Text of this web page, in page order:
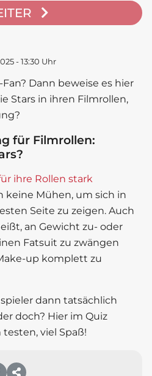
- 13:30 Uhr
Dann beweise es hier
Stars in ihren Filmrollen,
für Filmrollen:
ihre Rollen stark
keine Mühen, um sich in
Seite zu zeigen. Auch
an Gewicht zu- oder
Fatsuit zu zwängen
up komplett zu
dann tatsächlich
doch? Hier im Quiz
viel Spaß!